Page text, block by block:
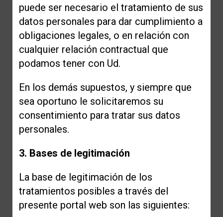
puede ser necesario el tratamiento de sus
datos personales para dar cumplimiento a
obligaciones legales, o en relación con
cualquier relación contractual que
podamos tener con Ud.
En los demás supuestos, y siempre que
sea oportuno le solicitaremos su
consentimiento para tratar sus datos
personales.
3. Bases de legitimación
La base de legitimación de los
tratamientos posibles a través del
presente portal web son las siguientes: